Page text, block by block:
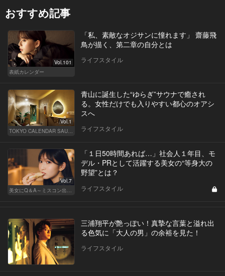
おすすめ記事
Vol.101
表紙カレンダー
「私、素敵なオジサンに憧れます」 齋藤飛
鳥が描く、第二章の自分とは
ライフスタイル
Vol.1
TOKYO CALENDAR SAUNA CLUB ― トウカレ サウナクラブ ―
青山に誕生した“ゆらぎ”サウナで癒され
る。女性だけでも入りやすい都心のオアシ
スへ
ライフスタイル
Vol.7
美女にQ＆A～ミスコン出身者の幸福論～
「１日50時間あれば…」社会人１年目、モ
デル・PRとして活躍する美女の“等身大の
野望”とは？
ライフスタイル
三浦翔平が艶っぽい！真摯な言葉と溢れ出
る色気に「大人の男」の余裕を見た！
ライフスタイル